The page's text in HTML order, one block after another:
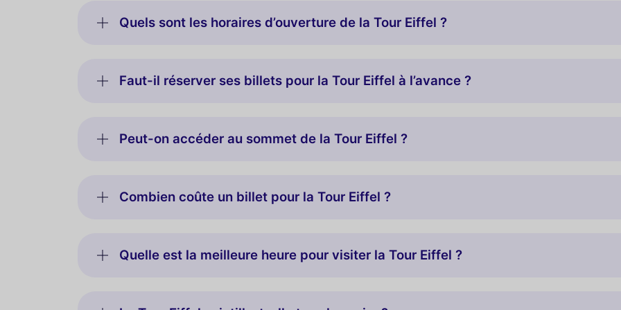
Quels sont les horaires d’ouverture de la Tour Eiffel ?
Faut-il réserver ses billets pour la Tour Eiffel à l’avance ?
Peut-on accéder au sommet de la Tour Eiffel ?
Combien coûte un billet pour la Tour Eiffel ?
Quelle est la meilleure heure pour visiter la Tour Eiffel ?